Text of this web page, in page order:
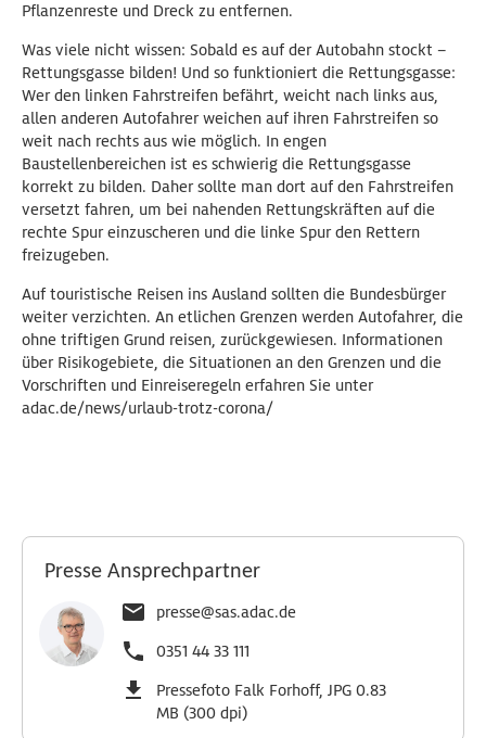
Pflanzenreste und Dreck zu entfernen.
Was viele nicht wissen: Sobald es auf der Autobahn stockt –
Rettungsgasse bilden! Und so funktioniert die Rettungsgasse:
Wer den linken Fahrstreifen befährt, weicht nach links aus,
allen anderen Autofahrer weichen auf ihren Fahrstreifen so
weit nach rechts aus wie möglich. In engen
Baustellenbereichen ist es schwierig die Rettungsgasse
korrekt zu bilden. Daher sollte man dort auf den Fahrstreifen
versetzt fahren, um bei nahenden Rettungskräften auf die
rechte Spur einzuscheren und die linke Spur den Rettern
freizugeben.
Auf touristische Reisen ins Ausland sollten die Bundesbürger
weiter verzichten. An etlichen Grenzen werden Autofahrer, die
ohne triftigen Grund reisen, zurückgewiesen. Informationen
über Risikogebiete, die Situationen an den Grenzen und die
Vorschriften und Einreiseregeln erfahren Sie unter
adac.de/news/urlaub-trotz-corona/
Presse Ansprechpartner
presse@sas.adac.de
0351 44 33 111
Pressefoto Falk Forhoff, JPG 0.83
MB (300 dpi)